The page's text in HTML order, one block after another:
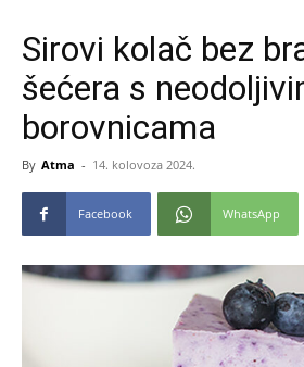
Sirovi kolač bez
šećera s
borovnicama
By Atma - 14. kolovoza 2024.
Facebook WhatsApp